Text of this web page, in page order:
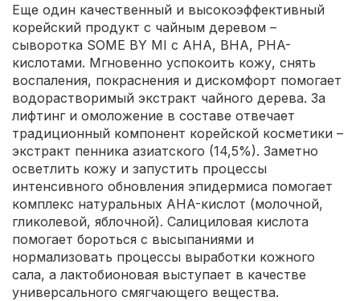
Еще один качественный и высокоэффективный
корейский продукт с чайным деревом –
сыворотка SOME BY MI с AHA, BHA, PHA-
кислотами. Мгновенно успокоить кожу, снять
воспаления, покраснения и дискомфорт помогает
водорастворимый экстракт чайного дерева. За
лифтинг и омоложение в составе отвечает
традиционный компонент корейской косметики –
экстракт пенника азиатского (14,5%). Заметно
осветлить кожу и запустить процессы
интенсивного обновления эпидермиса помогает
комплекс натуральных AHA-кислот (молочной,
гликолевой, яблочной). Салициловая кислота
помогает бороться с высыпаниями и
нормализовать процессы выработки кожного
сала, а лактобионовая выступает в качестве
универсального смягчающего вещества.